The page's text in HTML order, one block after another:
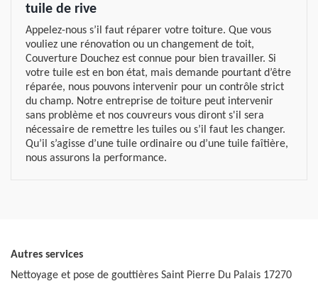
tuile de rive
Appelez-nous s’il faut réparer votre toiture. Que vous
vouliez une rénovation ou un changement de toit,
Couverture Douchez est connue pour bien travailler. Si
votre tuile est en bon état, mais demande pourtant d’être
réparée, nous pouvons intervenir pour un contrôle strict
du champ. Notre entreprise de toiture peut intervenir
sans problème et nos couvreurs vous diront s'il sera
nécessaire de remettre les tuiles ou s’il faut les changer.
Qu’il s’agisse d’une tuile ordinaire ou d’une tuile faîtière,
nous assurons la performance.
Autres services
Nettoyage et pose de gouttières Saint Pierre Du Palais 17270